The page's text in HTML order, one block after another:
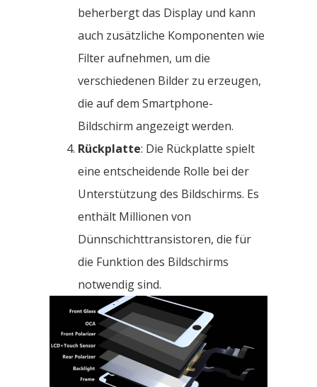
beherbergt das Display und kann
auch zusätzliche Komponenten wie
Filter aufnehmen, um die
verschiedenen Bilder zu erzeugen,
die auf dem Smartphone-
Bildschirm angezeigt werden.
Rückplatte: Die Rückplatte spielt
eine entscheidende Rolle bei der
Unterstützung des Bildschirms. Es
enthält Millionen von
Dünnschichttransistoren, die für
die Funktion des Bildschirms
notwendig sind.